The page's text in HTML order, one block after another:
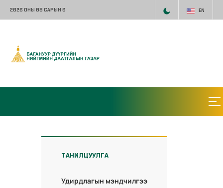
2026 ОНЫ 08 САРЫН 6 EN
ТАНИЛЦУУЛГА
Удирдлагын мэндчилгээ